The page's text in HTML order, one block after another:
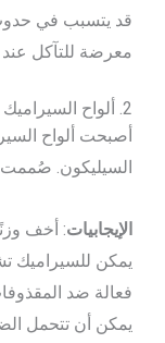
قد يتسبب في حدوث
معرضة للتآكل عند
2. ألواح السيراميك
أصبحت ألواح
السيليكون. صُممت
الإيجابيات: أخف
يمكن للسيراميك
فعالة ضد
يمكن أن تتحمل